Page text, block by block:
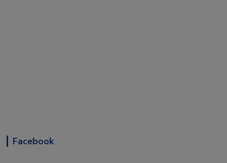
Facebook